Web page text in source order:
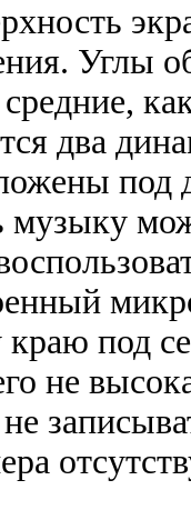
Углы
два
под
краю под
не